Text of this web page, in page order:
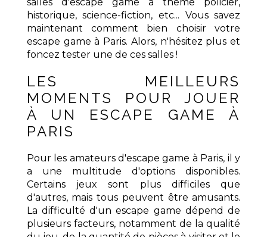
salles d'escape game à thème policier,
historique, science-fiction, etc... Vous savez
maintenant comment bien choisir votre
escape game à Paris. Alors, n'hésitez plus et
foncez tester une de ces salles !
LES MEILLEURS
MOMENTS POUR JOUER
À UN ESCAPE GAME À
PARIS
Pour les amateurs d'escape game à Paris, il y
a une multitude d'options disponibles.
Certains jeux sont plus difficiles que
d'autres, mais tous peuvent être amusants.
La difficulté d'un escape game dépend de
plusieurs facteurs, notamment de la qualité